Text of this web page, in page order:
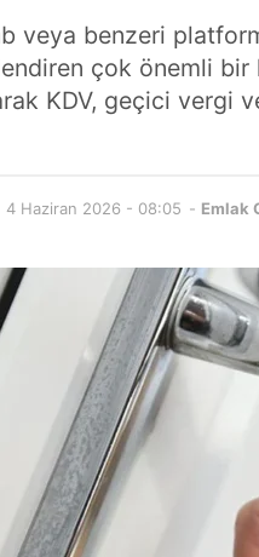
veya benzeri
çok önemli bir
KDV, geçici vergi
4 Haziran 2026 - 08:05 - Emlak